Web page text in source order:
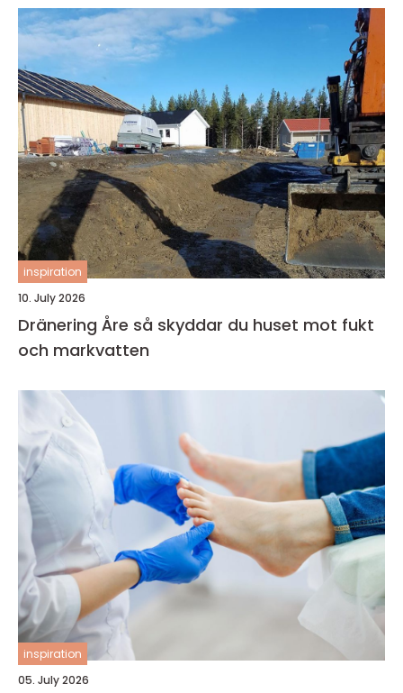
inspiration
10. July 2026
Dränering Åre så skyddar du huset mot fukt
och markvatten
inspiration
05. July 2026